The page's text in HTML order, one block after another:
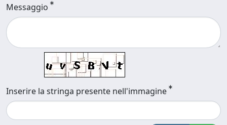
Messaggio
Inserire la stringa presente nell'immagine